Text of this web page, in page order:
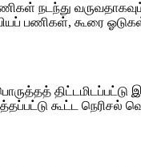
நடந்து
பணிகள், கூரை
கூட்ட நெரிசல்